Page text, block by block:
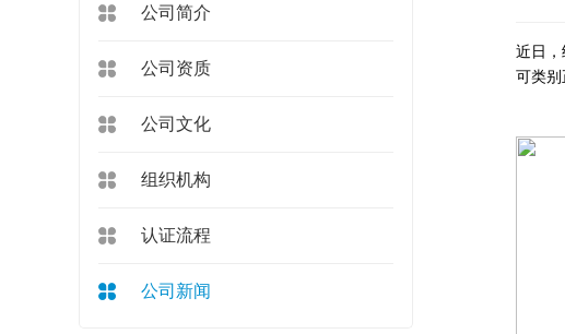
公司简介
公司资质
公司文化
组织机构
认证流程
公司新闻
近日，
可类别